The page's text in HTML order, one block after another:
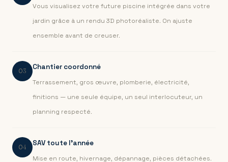
Vous visualisez votre future piscine intégrée dans votre
jardin grâce à un rendu 3D photoréaliste. On ajuste
ensemble avant de creuser.
03 Chantier coordonné
Terrassement, gros œuvre, plomberie, électricité,
finitions — une seule équipe, un seul interlocuteur, un
planning respecté.
04 SAV toute l'année
Mise en route, hivernage, dépannage, pièces détachées.